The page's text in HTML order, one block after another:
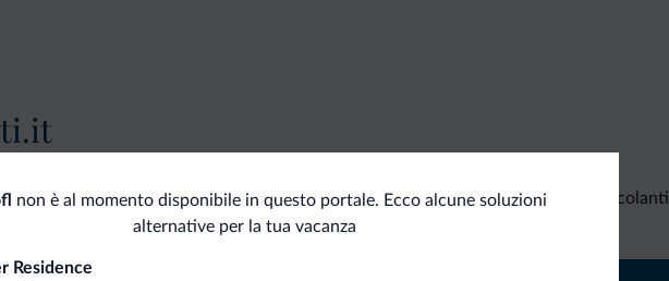
non è al momento disponibile in questo portale. Ecco alcune soluzioni
alternative per la tua vacanza
Residence
Tariffe vantaggiose Richieste non vincolanti